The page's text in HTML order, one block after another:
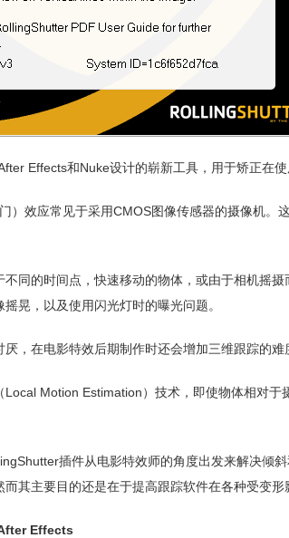
Effects和Nuke设计的崭新工具，用于矫正在
）效应常见于采用CMOS图像传感器的摄像机
不同的时间点，快速移动的物体，或由于相机摇
晃，以及使用闪光灯时的曝光问题。
，在电影特效后期制作时还会增加三维跟踪的
Local Motion Estimation）技术，即使物体相对
插件从电影特效师的角度出发来解决倾
其主要目的还是在于提高跟踪软件在各种受变形
Effects